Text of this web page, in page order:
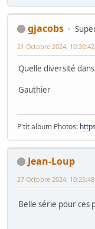
gjacobs
21 Octobre 2024, 10:30:42
Quelle diversité
Gauthier
P'tit album Photos:
Jean-Loup
27 Octobre 2024, 10:25:48
Belle série pour ces